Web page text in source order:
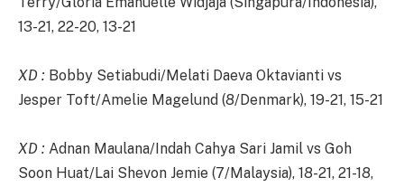
13-21, 22-20, 13-21
XD : Bobby Setiabudi/Melati Daeva Oktavianti vs
Jesper Toft/Amelie Magelund (8/Denmark), 19-21, 15-21
XD : Adnan Maulana/Indah Cahya Sari Jamil vs Goh
Soon Huat/Lai Shevon Jemie (7/Malaysia), 18-21, 21-18,